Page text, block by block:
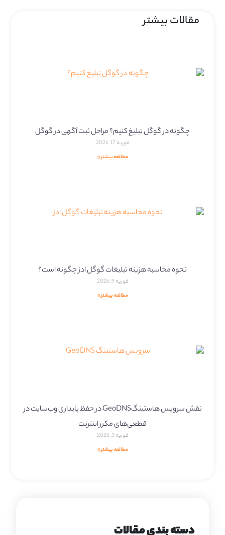
مقالات بیشتر
چگونه در گوگل تبلیغ کنیم؟ مراحل ثبت آگهی در گوگل
فوریه 17, 2026
مطالعه بیشتر »
نحوه محاسبه هزینه تبلیغات گوگل ادز چگونه است؟
فوریه 9, 2026
مطالعه بیشتر »
نقش سرویس هاستینگGeoDNS در حفظ پایداری وب‌سایت در
قطعی‌های مکرر اینترنت
فوریه 3, 2026
مطالعه بیشتر »